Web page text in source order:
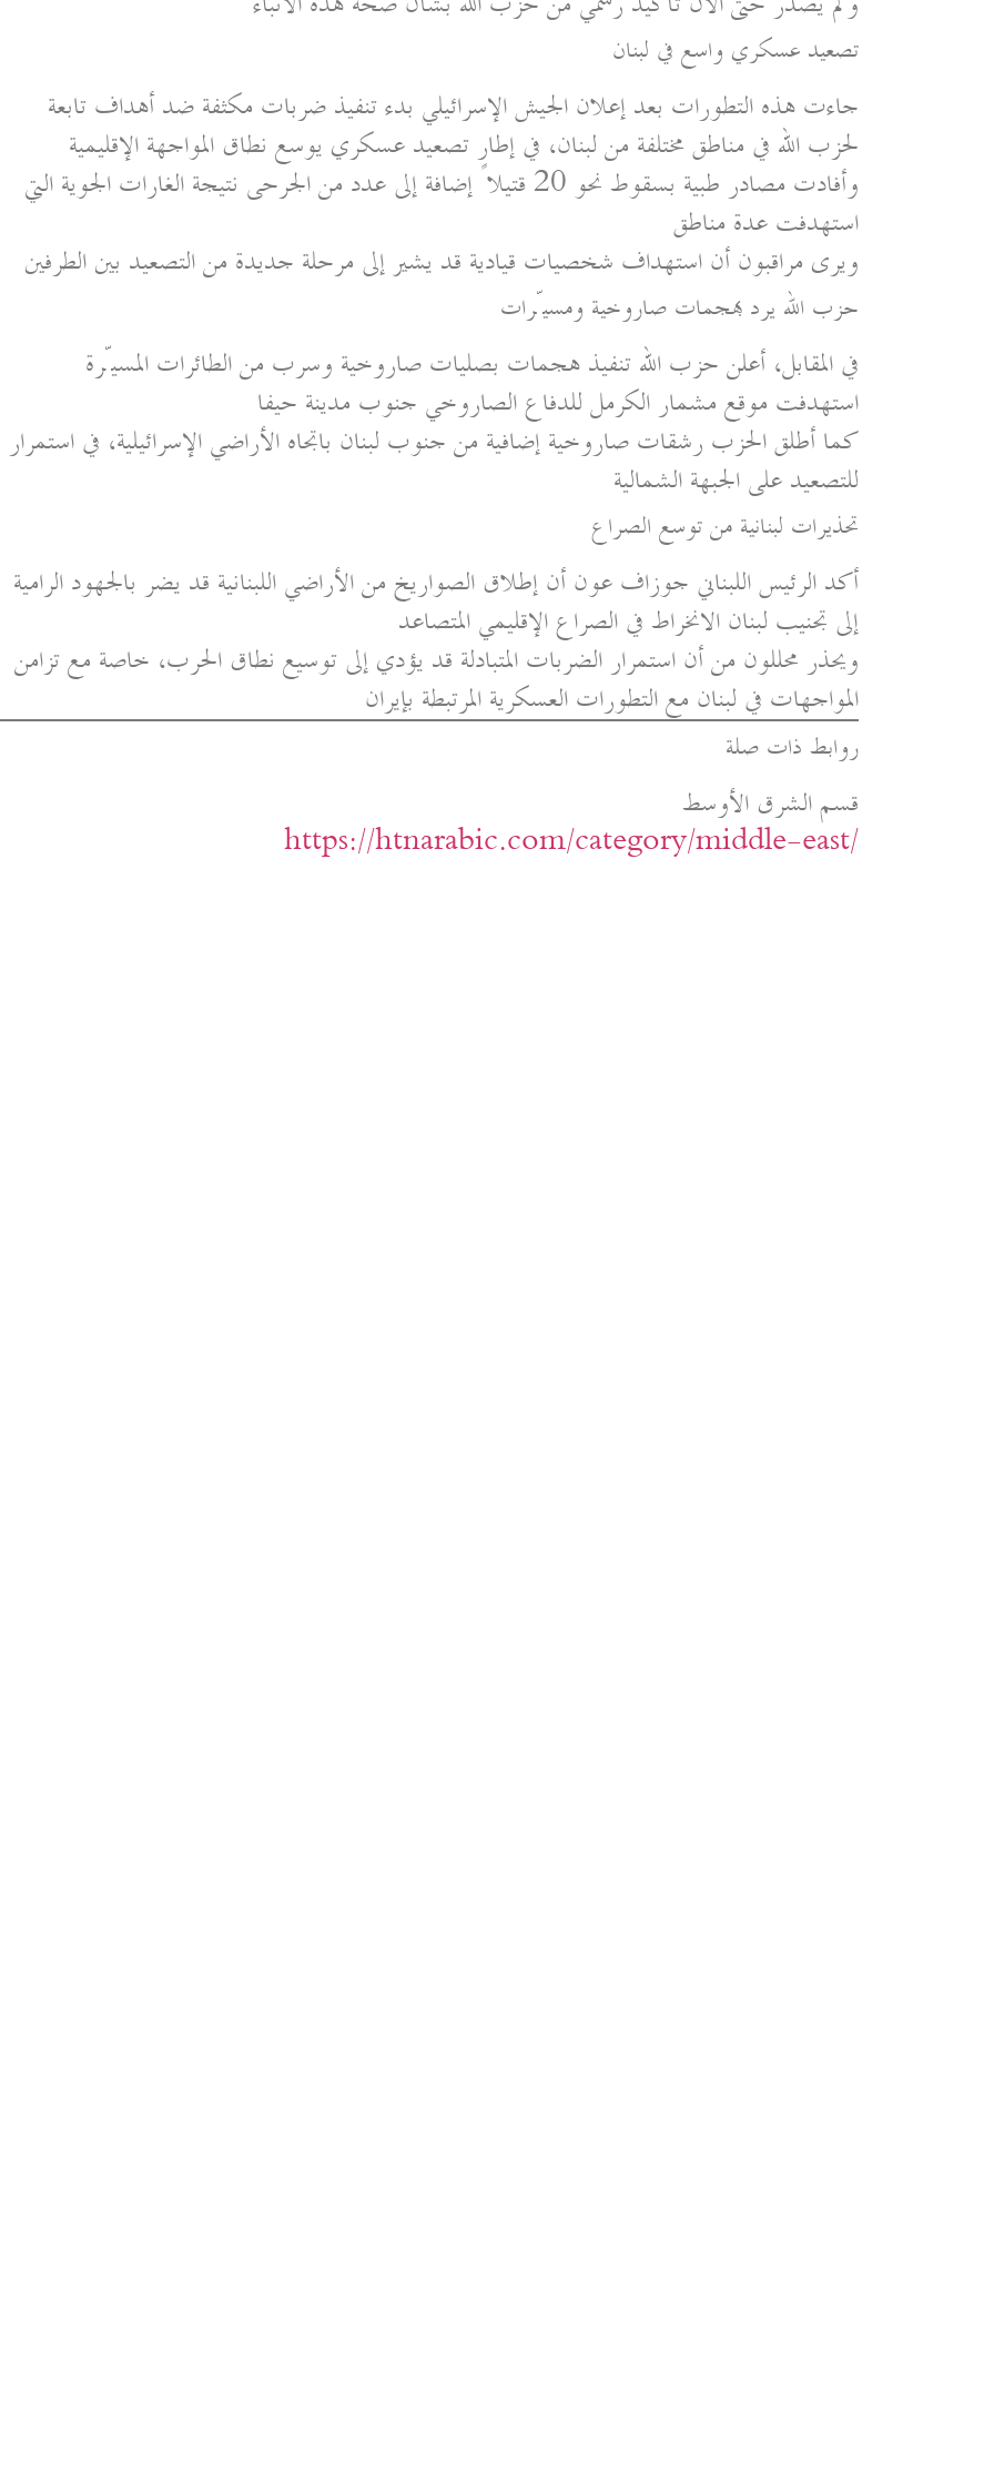
تصعيد عسكري واسع في لبنان
جاءت هذه التطورات بعد إعلان الجيش الإسرائيلي بدء تنفيذ ضربات مكثفة ضد أهداف تابعة
لحزب الله في مناطق مختلفة من لبنان، في إطار تصعيد عسكري يوسع نطاق المواجهة الإقليمية
وأفادت مصادر طبية بسقوط نحو 20 قتيلاً إضافة إلى عدد من الجرحى نتيجة الغارات الجوية التي
استهدفت عدة مناطق
ويرى مراقبون أن استهداف شخصيات قيادية قد يشير إلى مرحلة جديدة من التصعيد بين الطرفين
حزب الله يرد بهجمات صاروخية ومسيّرات
في المقابل، أعلن حزب الله تنفيذ هجمات بصليات صاروخية وسرب من الطائرات المسيّرة
استهدفت موقع مشمار الكرمل للدفاع الصاروخي جنوب مدينة حيفا
كما أطلق الحزب رشقات صاروخية إضافية من جنوب لبنان باتجاه الأراضي الإسرائيلية، في استمرار
للتصعيد على الجبهة الشمالية
تحذيرات لبنانية من توسع الصراع
أكد الرئيس اللبناني جوزاف عون أن إطلاق الصواريخ من الأراضي اللبنانية قد يضر بالجهود الرامية
إلى تجنيب لبنان الانخراط في الصراع الإقليمي المتصاعد
ويحذر محللون من أن استمرار الضربات المتبادلة قد يؤدي إلى توسيع نطاق الحرب، خاصة مع تزامن
المواجهات في لبنان مع التطورات العسكرية المرتبطة بإيران
روابط ذات صلة
قسم الشرق الأوسط
https://htnarabic.com/category/middle-east/